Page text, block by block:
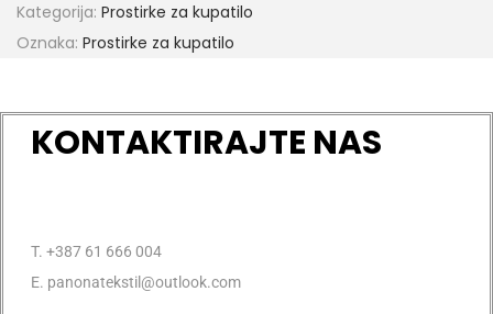
Kategorija: Prostirke za kupatilo
Oznaka: Prostirke za kupatilo
KONTAKTIRAJTE NAS
T. +387 61 666 004
E. panonatekstil@outlook.com